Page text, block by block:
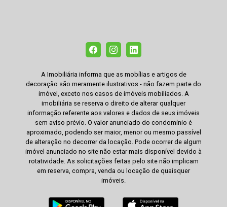
A Imobiliária informa que as mobílias e artigos de
decoração são meramente ilustrativos - não fazem parte do
imóvel, exceto nos casos de imóveis mobiliados. A
imobiliária se reserva o direito de alterar qualquer
informação referente aos valores e dados de seus imóveis
sem aviso prévio. O valor anunciado do condomínio é
aproximado, podendo ser maior, menor ou mesmo passível
de alteração no decorrer da locação. Pode ocorrer de algum
imóvel anunciado no site não estar mais disponível devido à
rotatividade. As solicitações feitas pelo site não implicam
em reserva, compra, venda ou locação de quaisquer
imóveis.